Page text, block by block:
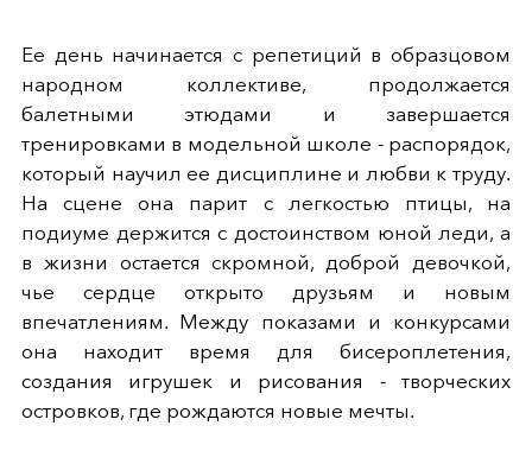
Ее день начинается с репетиций в образцовом
народном коллективе, продолжается
балетными этюдами и завершается
тренировками в модельной школе - распорядок,
который научил ее дисциплине и любви к труду.
На сцене она парит с легкостью птицы, на
подиуме держится с достоинством юной леди, а
в жизни остается скромной, доброй девочкой,
чье сердце открыто друзьям и новым
впечатлениям. Между показами и конкурсами
она находит время для бисероплетения,
создания игрушек и рисования - творческих
островков, где рождаются новые мечты.